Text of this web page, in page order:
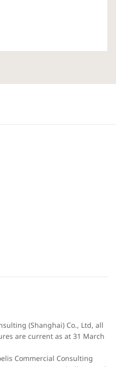
(Shanghai) Co., Ltd, all
are current as at 31 March
Commercial Consulting